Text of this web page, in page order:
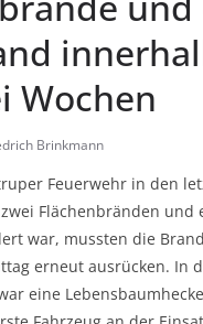
Wochen
Brinkmann
Feuerwehr in den
Flächenbränden und
war, mussten die
erneut ausrücken. In
eine